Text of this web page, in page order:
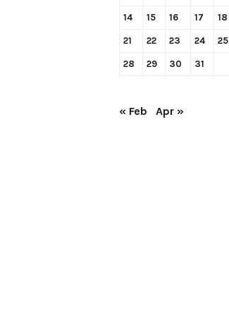
14 15 16 17 18
21 22 23 24 25
28 29 30 31
« Feb Apr »